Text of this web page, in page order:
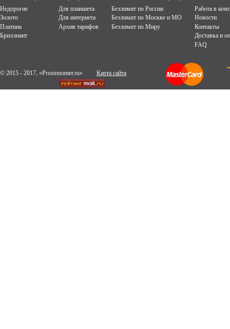
Недорогие
Золото
Платина
Бриллиант
Для планшета
Для интернета
Архив тарифов
Безлимит по России
Безлимит по Москве и МО
Безлимит по Миру
Работа в
Новости
Контакты
Доставка и
FAQ
© 2015 - 2017, «Prostonomer.ru» Карта сайта